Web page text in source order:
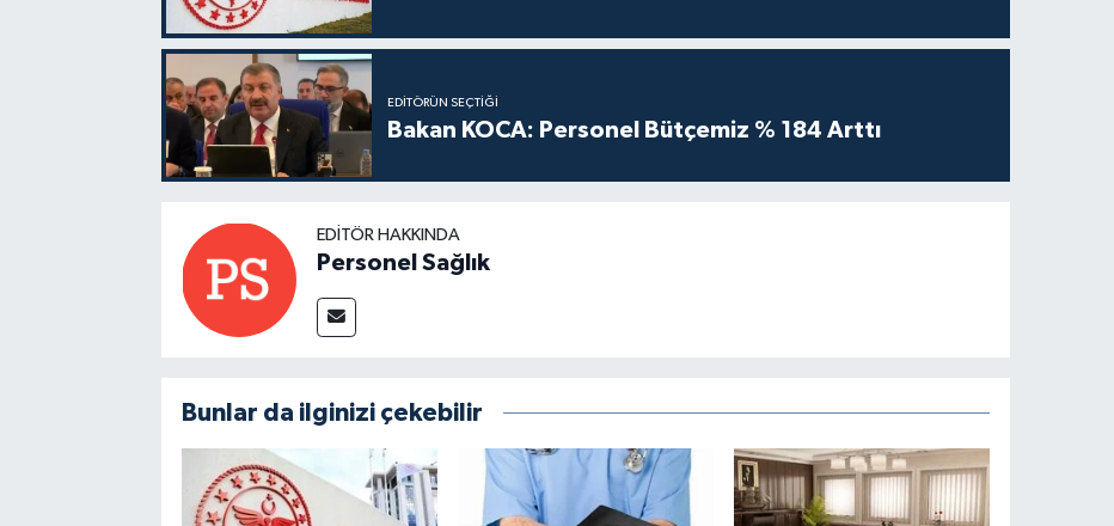
EDITÖRÜN SEÇTIĞI
Bakan KOCA: Personel Bütçemiz % 184 Arttı
EDITÖR HAKKINDA
Personel Sağlık
Bunlar da ilginizi çekebilir